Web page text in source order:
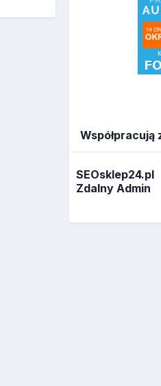
Współpracują
SEOsklep24.pl
Zdalny Admin